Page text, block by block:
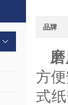
品牌
方
式